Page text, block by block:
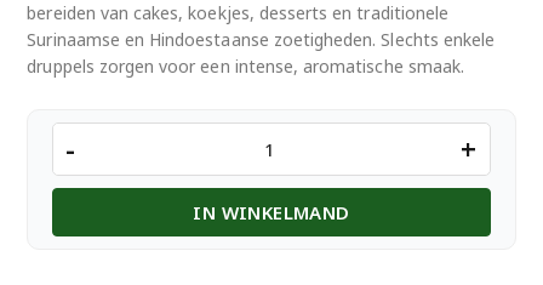
bereiden van cakes, koekjes, desserts en traditionele
Surinaamse en Hindoestaanse zoetigheden. Slechts enkele
druppels zorgen voor een intense, aromatische smaak.
Amandel
Essence
aantal
- +
IN WINKELMAND